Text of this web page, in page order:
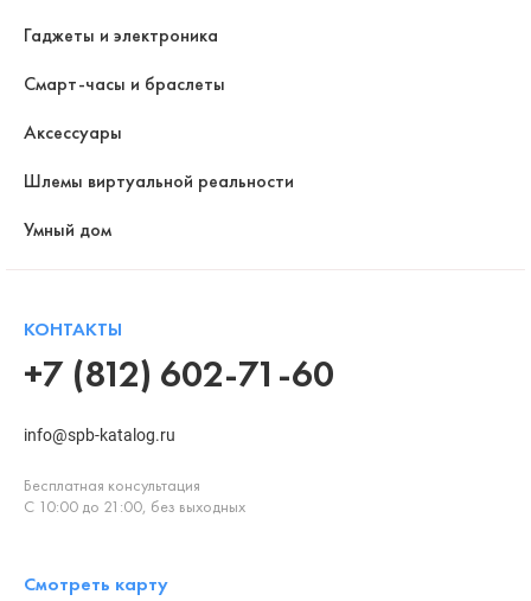
Гаджеты и электроника
Смарт-часы и браслеты
Аксессуары
Шлемы виртуальной реальности
Умный дом
КОНТАКТЫ
+7 (812) 602-71-60
info@spb-katalog.ru
Бесплатная консультация
С 10:00 до 21:00, без выходных
Смотреть карту